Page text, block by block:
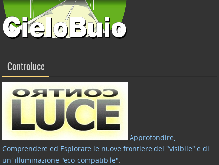
Controluce
Approfondire,
Comprendere ed Esplorare le nuove frontiere del "visibile" e di
un' illuminazione "eco-compatibile".